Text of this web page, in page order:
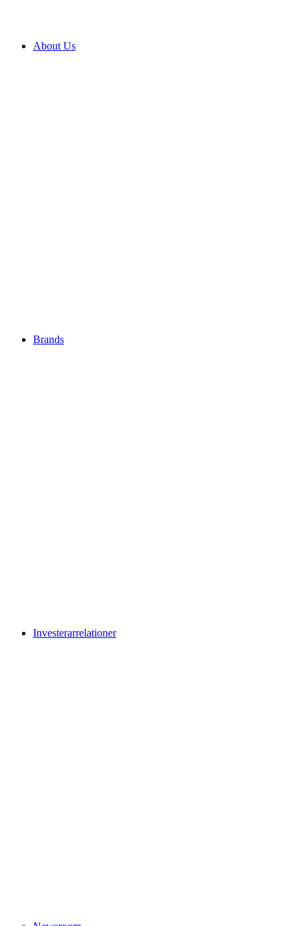
About Us
Brands
Investerarrelationer